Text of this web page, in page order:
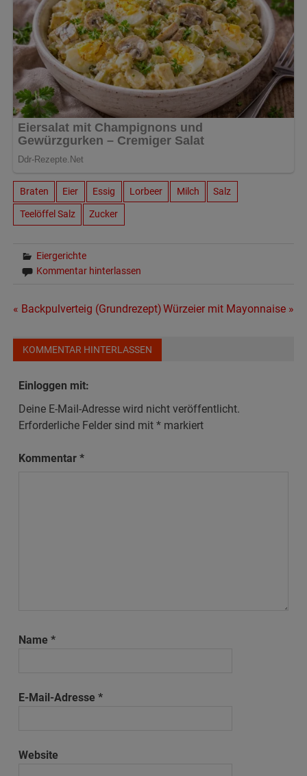
Braten Eier Essig Lorbeer Milch Salz
Teelöffel Salz Zucker
Eiergerichte
Kommentar hinterlassen
Beitragsnavigation
« Backpulverteig (Grundrezept)Würzeier mit Mayonnaise »
KOMMENTAR HINTERLASSEN
Einloggen mit:
Deine E-Mail-Adresse wird nicht veröffentlicht.
Erforderliche Felder sind mit* markiert
Kommentar*
Name*
E-Mail-Adresse*
Website